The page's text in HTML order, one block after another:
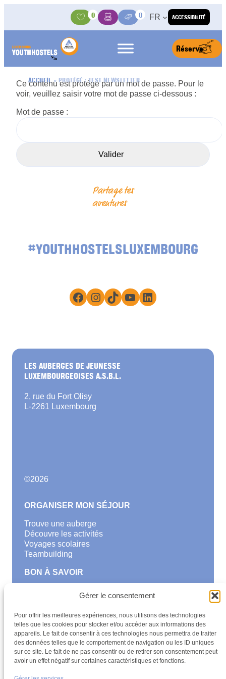
Gérer le consentement
Pour offrir les meilleures expériences, nous utilisons des technologies
telles que les cookies pour stocker et/ou accéder aux informations des
appareils. Le fait de consentir à ces technologies nous permettra de traiter
des données telles que le comportement de navigation ou les ID uniques
sur ce site. Le fait de ne pas consentir ou de retirer son consentement peut
avoir un effet négatif sur certaines caractéristiques et fonctions.
ACCESSIBILITÉ
Activités
0
PanierMédiathèque
0 FR
Réserve
ACCUEIL »PROTÉGÉ : TEST NEWSLETTER
Ce contenu est protégé par un mot de passe. Pour le
voir, veuillez saisir votre mot de passe ci-dessous :
Mot de passe :
Partage tes
aventures
#YOUTHHOSTELSLUXEMBOURG
Facebook
Instagram
TikTokYouTube
LinkedIn
LES AUBERGES DE JEUNESSE
LUXEMBOURGEOISES A.S.B.L.
2, rue du Fort Olisy
L-2261 Luxembourg
©2026
ORGANISER MON SÉJOUR
Trouve une auberge
Découvre les activités
Voyages scolaires
Teambuilding
BON À SAVOIR
Deviens membre
Les Auberges de Jeunesse Luxembourgeoises
asbl. est membre de :